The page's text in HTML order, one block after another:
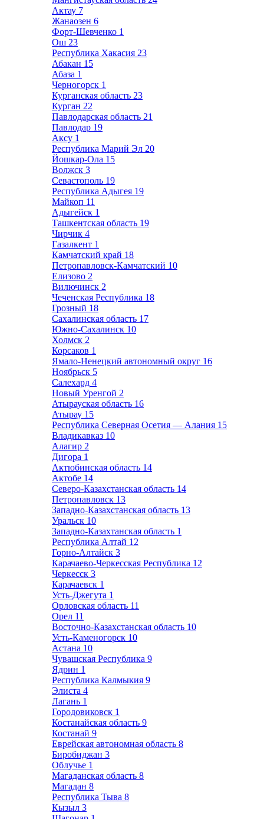
Актау 7
Жанаозен 6
Форт-Шевченко 1
Ош 23
Республика Хакасия 23
Абакан 15
Абаза 1
Черногорск 1
Курганская область 23
Курган 22
Павлодарская область 21
Павлодар 19
Аксу 1
Республика Марий Эл 20
Йошкар-Ола 15
Волжск 3
Севастополь 19
Республика Адыгея 19
Майкоп 11
Адыгейск 1
Ташкентская область 19
Чирчик 4
Газалкент 1
Камчатский край 18
Петропавловск-Камчатский 10
Елизово 2
Вилючинск 2
Чеченская Республика 18
Грозный 18
Сахалинская область 17
Южно-Сахалинск 10
Холмск 2
Корсаков 1
Ямало-Ненецкий автономный округ 16
Ноябрьск 5
Салехард 4
Новый Уренгой 2
Атырауская область 16
Атырау 15
Республика Северная Осетия — Алания 15
Владикавказ 10
Алагир 2
Дигора 1
Актюбинская область 14
Актобе 14
Северо-Казахстанская область 14
Петропавловск 13
Западно-Казахстанская область 13
Уральск 10
Западно-Казахтанская область 1
Республика Алтай 12
Горно-Алтайск 3
Карачаево-Черкесская Республика 12
Черкесск 3
Карачаевск 1
Усть-Джегута 1
Орловская область 11
Орел 11
Восточно-Казахстанская область 10
Усть-Каменогорск 10
Астана 10
Чувашская Республика 9
Ядрин 1
Республика Калмыкия 9
Элиста 4
Лагань 1
Городовиковск 1
Костанайская область 9
Костанай 9
Еврейская автономная область 8
Биробиджан 3
Облучье 1
Магаданская область 8
Магадан 8
Республика Тыва 8
Кызыл 3